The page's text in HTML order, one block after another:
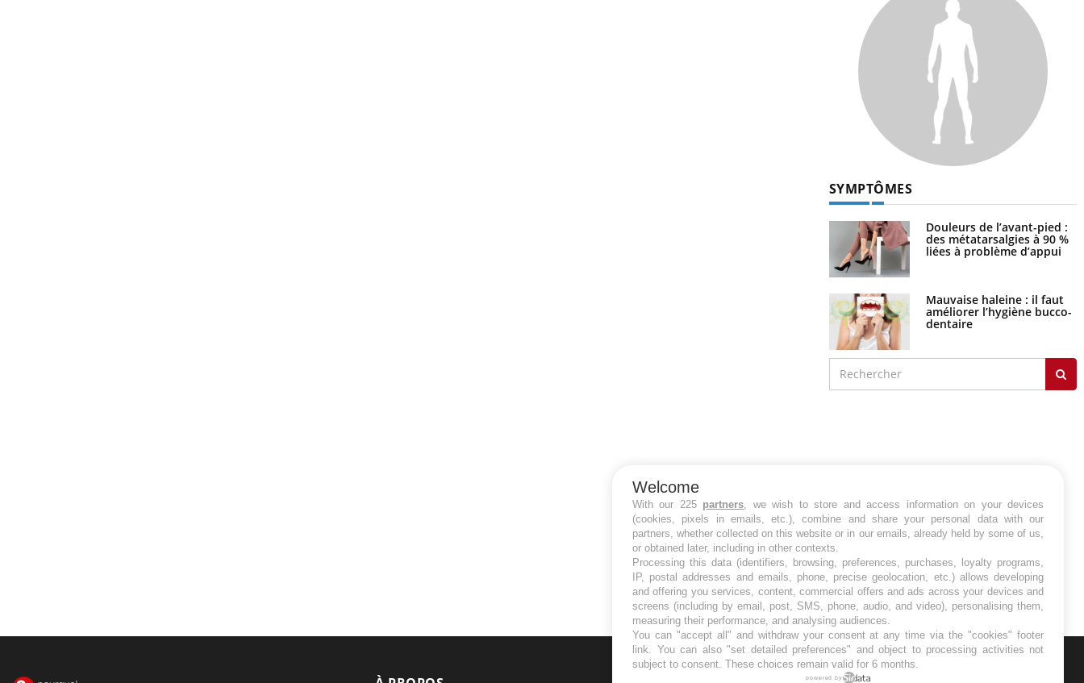
SYMPTÔMES
Douleurs de l’avant-pied :
des métatarsalgies à 90 %
liées à problème d’appui
Mauvaise haleine : il faut
améliorer l’hygiène bucco-
dentaire
Welcome
With our 225 partners, we wish to store and access information on your devices
(cookies, pixels in emails, etc.), combine and share your personal data with our
partners, whether collected on this website or in our emails, already held by some of us,
or obtained later, including in other contexts.
Processing this data (identifiers, browsing, preferences, purchases, loyalty programs,
IP, postal addresses and emails, phone, precise geolocation, etc.) allows developing
and offering you services, content, commercial offers and ads across your devices and
screens (including by email, post, SMS, phone, audio, and video), personalising them,
measuring their performance, and analysing audiences.
You can "accept all" and withdraw your consent at any time via the "cookies" footer
link. You can also "set detailed preferences" and object to processing activities not
subject to consent. These choices remain valid for 6 months.
powered by